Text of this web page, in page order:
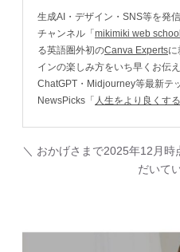
生成AI・デザイン・SNS等を発
チャンネル「 mikimiki web school
る英語圏外初のCanva Experts
インの楽しみ方をいち早くお伝
ChatGPT・Midjourney等最新テ
NewsPicks「 人生をより良くす
＼ おかげさまで2025年12月
だいて